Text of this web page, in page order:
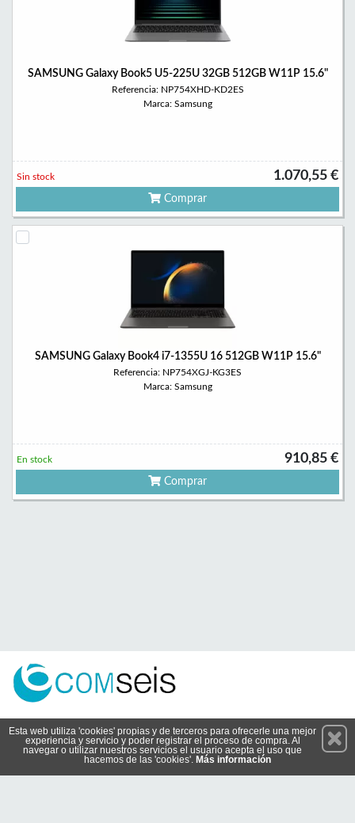
SAMSUNG Galaxy Book5 U5-225U 32GB 512GB W11P 15.6"
Referencia: NP754XHD-KD2ES
Marca: Samsung
1.070,55 €
Sin stock
Comprar
SAMSUNG Galaxy Book4 i7-1355U 16 512GB W11P 15.6"
Referencia: NP754XGJ-KG3ES
Marca: Samsung
910,85 €
En stock
Comprar
Suscríbete
Esta web utiliza 'cookies' propias y de terceros para ofrecerle una mejor
experiencia y servicio y poder registrar el proceso de compra. Al
navegar o utilizar nuestros servicios el usuario acepta el uso que
hacemos de las 'cookies'. Más información